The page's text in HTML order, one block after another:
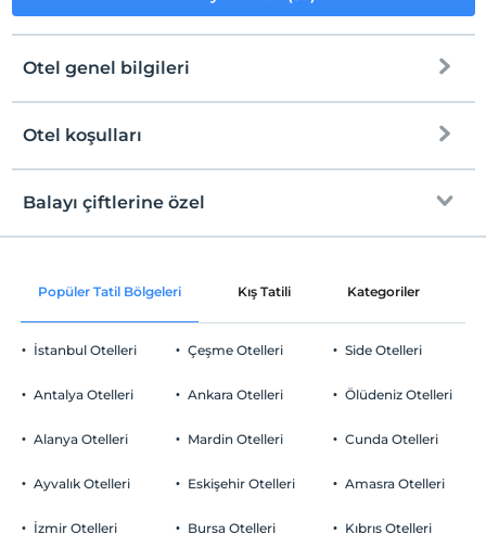
Çocuklar
Tesisimizde 13 yaş altı çocuklar konaklayamaz
Otel genel bilgileri
Ücretsiz Wi-fi
Otopark (Tesis bünyesinde)
Otel koşulları
Check/in
En erken saat 14:00 ve sonrası
Check/out
Evcil Hayvan
Sigara
Çocuklar
Balayı çiftlerine özel
Çerez ikramı
Popüler Tatil Bölgeleri Kış Tatili Kategoriler
İstanbul Otelleri
Antalya Otelleri
Alanya Otelleri
Ayvalık Otelleri
İzmir Otelleri
Çeşme Otelleri
Ankara Otelleri
Mardin Otelleri
Eskişehir Otelleri
Bursa Otelleri
Side Otelleri
Ölüdeniz Otelleri
Cunda Otelleri
Amasra Otelleri
Kıbrıs Otelleri